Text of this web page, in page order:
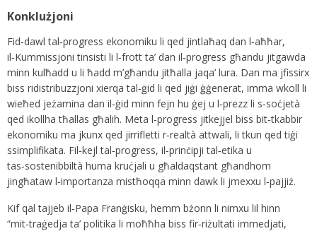
Konklużjoni
Fid‑dawl tal‑progress ekonomiku li qed jintlaħaq dan l‑aħħar,
il‑Kummissjoni tinsisti li l‑frott ta’ dan il‑progress għandu jitgawda
minn kulħadd u li ħadd m’għandu jitħalla jaqa’ lura. Dan ma jfissirx
biss ridistribuzzjoni xierqa tal‑ġid li qed jiġi ġġenerat, imma wkoll li
wieħed jeżamina dan il‑ġid minn fejn hu ġej u l‑prezz li s‑soċjetà
qed ikollha tħallas għalih. Meta l‑progress jitkejjel biss bit‑tkabbir
ekonomiku ma jkunx qed jirrifletti r‑realtà attwali, li tkun qed tiġi
ssimplifikata. Fil‑kejl tal‑progress, il‑prinċipji tal‑etika u
tas‑sostenibbiltà huma kruċjali u għaldaqstant għandhom
jingħataw l‑importanza mistħoqqa minn dawk li jmexxu l‑pajjiż.
Kif qal tajjeb il‑Papa Franġisku, hemm bżonn li nimxu lil hinn
“mit‑traġedja ta’ politika li moħħha biss fir‑riżultati immedjati,